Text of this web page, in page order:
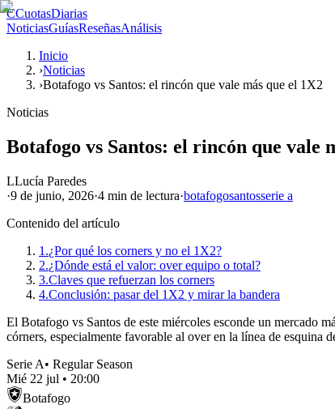
CCuotasDiarias
NoticiasGuíasReseñasAnálisis
Inicio
›Noticias
›Botafogo vs Santos: el rincón que vale más que el 1X2
Noticias
Botafogo vs Santos: el rincón que vale
LLucía Paredes
·9 de junio, 2026·4 min de lectura·botafogosantosserie a
Contenido del artículo
1.¿Por qué los corners y no el 1X2?
2.¿Dónde está el valor: over equipo o total?
3.Claves que refuerzan los corners
4.Conclusión: pasar del 1X2 y mirar la bandera
El Botafogo vs Santos de este miércoles esconde un mercado
córners, especialmente favorable al over en la línea de
Serie A• Regular Season
Mié 22 jul • 20:00
Botafogo